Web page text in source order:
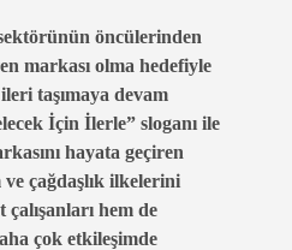
öncülerinden
markası olma hedefiyle
taşımaya devam
İçin İlerle” sloganı ile
hayata geçiren
çağdaşlık ilkelerini
hem de
çok etkileşimde